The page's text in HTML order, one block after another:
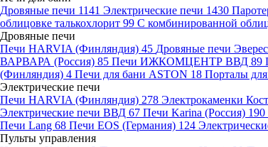
Дровяные печи 1141 Электрические печи 1430
облицовке талькохлорит 99 С комбинированной
Дровяные печи
Печи HARVIA (Финляндия) 45 Дровяные печи
ВАРВАРА (Россия) 85 Печи ИЖКОМЦЕНТР ВВД 89
(Финляндия) 4 Печи для бани ASTON 18 Порталы
Электрические печи
Печи HARVIA (Финляндия) 278 Электрокаменки
Электрические печи ВВД 67 Печи Karina (Россия) 190
Печи Lang 68 Печи EOS (Германия) 124
Пульты управления